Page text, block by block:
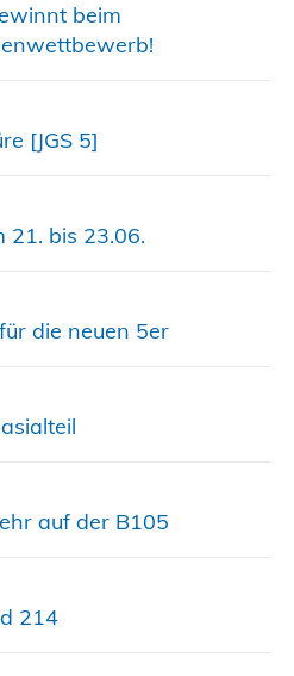
beim
[JGS 5]
21. bis 23.06.
die neuen 5er
auf der B105
214